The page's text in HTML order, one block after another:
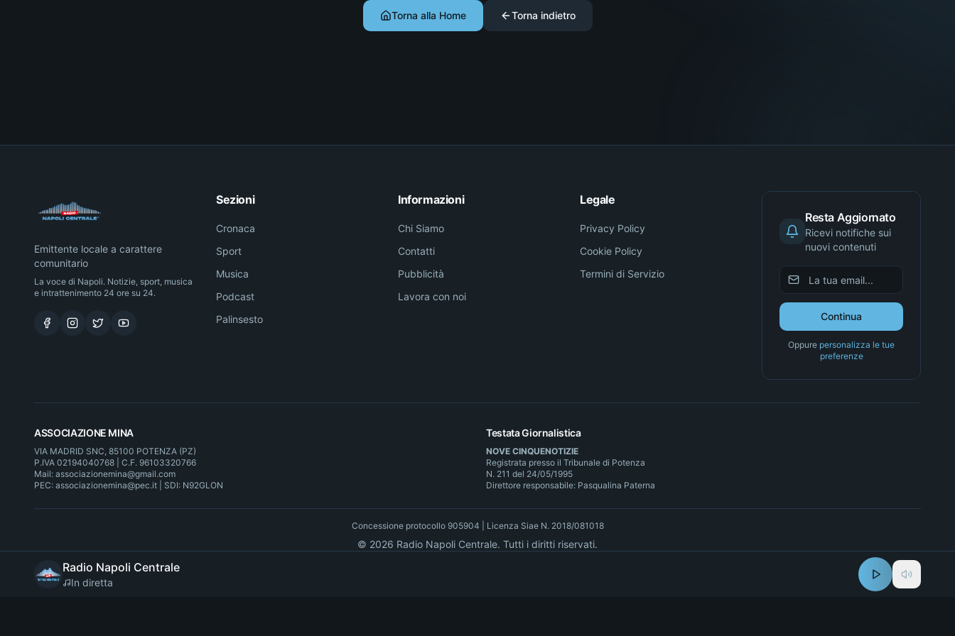
Torna alla Home Torna indietro
Emittente locale a carattere
comunitario
La voce di Napoli. Notizie, sport, musica
e intrattenimento 24 ore su 24.
Sezioni
Cronaca
Sport
Musica
Podcast
Palinsesto
Informazioni
Chi Siamo
Contatti
Pubblicità
Lavora con noi
Legale
Privacy Policy
Cookie Policy
Termini di Servizio
Resta Aggiornato
Ricevi notifiche sui
nuovi contenuti
Continua
Oppure personalizza le tue
preferenze
ASSOCIAZIONE MINA
VIA MADRID SNC, 85100 POTENZA (PZ)
P.IVA 02194040768 | C.F. 96103320766
Mail: associazionemina@gmail.com
PEC: associazionemina@pec.it | SDI: N92GLON
Testata Giornalistica
NOVE CINQUENOTIZIE
Registrata presso il Tribunale di Potenza
N. 211 del 24/05/1995
Direttore responsabile: Pasqualina Paterna
Concessione protocollo 905904 | Licenza Siae N. 2018/081018
© 2026 Radio Napoli Centrale. Tutti i diritti riservati.
Radio Napoli Centrale
In diretta